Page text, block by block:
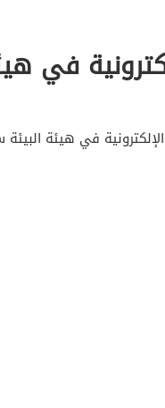
في
في هيئة